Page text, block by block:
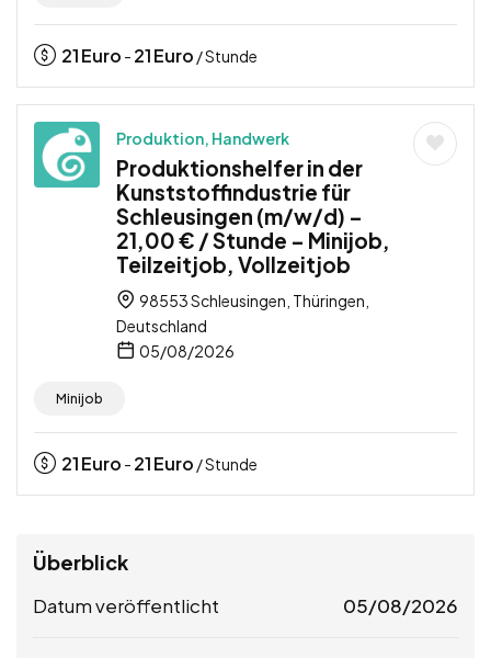
21Euro - 21Euro / Stunde
Produktion, Handwerk
Produktionshelfer in der
Kunststoffindustrie für
Schleusingen (m/w/d) –
21,00 € / Stunde – Minijob,
Teilzeitjob, Vollzeitjob
98553 Schleusingen, Thüringen,
Deutschland
05/08/2026
Minijob
21Euro - 21Euro / Stunde
Überblick
Datum veröffentlicht 05/08/2026